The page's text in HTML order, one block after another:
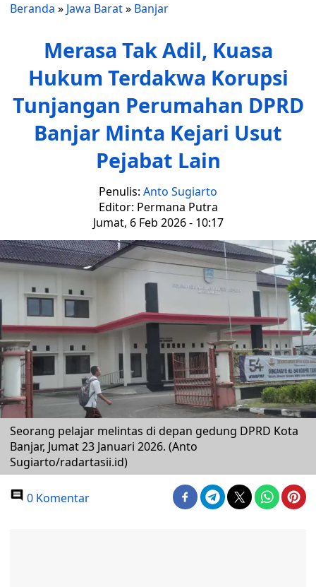
Beranda » Jawa Barat» Banjar
Merasa Tak Adil, Kuasa
Hukum Terdakwa Korupsi
Tunjangan Perumahan DPRD
Banjar Minta Kejari Usut
Pejabat Lain
Penulis: Anto Sugiarto
Editor: Permana Putra
Jumat, 6 Feb 2026 - 10:17
Seorang pelajar melintas di depan gedung DPRD Kota
Banjar, Jumat 23 Januari 2026. (Anto
Sugiarto/radartasii.id)
0 Komentar